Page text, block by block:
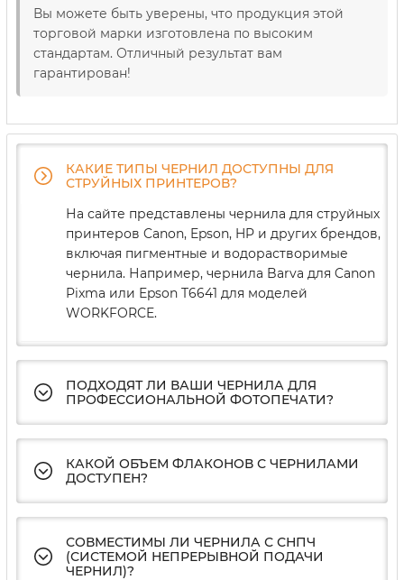
Вы можете быть уверены, что продукция этой
торговой марки изготовлена ​​по высоким
стандартам. Отличный результат вам
гарантирован!
КАКИЕ ТИПЫ ЧЕРНИЛ ДОСТУПНЫ ДЛЯ
СТРУЙНЫХ ПРИНТЕРОВ?
На сайте представлены чернила для струйных
принтеров Canon, Epson, HP и других брендов,
включая пигментные и водорастворимые
чернила. Например, чернила Barva для Canon
Pixma или Epson T6641 для моделей
WORKFORCE.
ПОДХОДЯТ ЛИ ВАШИ ЧЕРНИЛА ДЛЯ
ПРОФЕССИОНАЛЬНОЙ ФОТОПЕЧАТИ?
КАКОЙ ОБЪЕМ ФЛАКОНОВ С ЧЕРНИЛАМИ
ДОСТУПЕН?
СОВМЕСТИМЫ ЛИ ЧЕРНИЛА С СНПЧ
(СИСТЕМОЙ НЕПРЕРЫВНОЙ ПОДАЧИ
ЧЕРНИЛ)?